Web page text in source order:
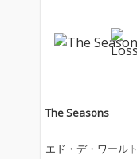
The Seasons
エド・デ・ワールト